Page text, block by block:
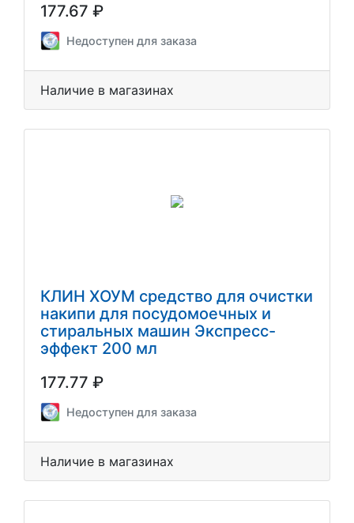
177.67 ₽
Недоступен для заказа
Наличие в магазинах
КЛИН ХОУМ средство для очистки
накипи для посудомоечных и
стиральных машин Экспресс-
эффект 200 мл
177.77 ₽
Недоступен для заказа
Наличие в магазинах